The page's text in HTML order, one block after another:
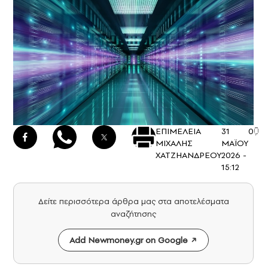
ΕΠΙΜΕΛΕΙΑ
ΜΙΧΑΛΗΣ
ΧΑΤΖΗΑΝΔΡΕΟΥ
31
ΜΑΪΟΥ
2026 -
15:12
0
Δείτε περισσότερα άρθρα μας στα αποτελέσματα
αναζήτησης
Add Newmoney.gr on Google